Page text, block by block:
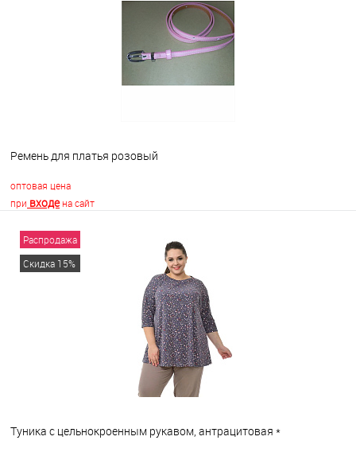
Недоступно
Ремень для платья розовый
оптовая цена
при входена сайт
В корзину
Распродажа
Скидка 15%
Туника с цельнокроенным рукавом, антрацитовая *